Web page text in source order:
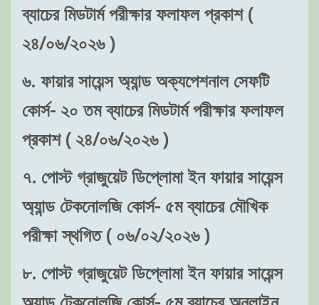
ব্যাচের মিডটার্ম পরীক্ষার ফলাফল প্রকাশ (
২৪/০৬/২০২৬ )
৬. ফায়ার সায়েন্স অ্যান্ড অক্যপেশনাল সেফটি
কোর্স- ২০ তম ব্যাচের মিডটার্ম পরীক্ষার ফলাফল
প্রকাশ ( ২৪/০৬/২০২৬ )
৭. পোস্ট গ্রাজুয়েট ডিপ্লোমা ইন ফায়ার সায়েন্স
অ্যান্ড টেকনোলজি কোর্স- ৫ম ব্যাচের মৌখিক
পরীক্ষা স্থগিত ( ০৬/০২/২০২৬ )
৮. পোস্ট গ্রাজুয়েট ডিপ্লোমা ইন ফায়ার সায়েন্স